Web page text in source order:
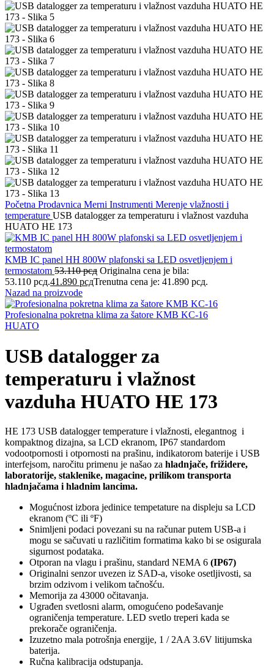
Početna Prodavnica Merni Instrumenti Merenje vlažnosti i
temperature USB datalogger za temperaturu i vlažnost vazduha
HUATO HE 173
KMB IC panel HH 800W plafonski sa LED osvetljenjem i
termostatom 53.110рсд Originalna cena je bila:
53.110 рсд.41.890 рсдTrenutna cena je: 41.890 рсд.
Nazad na proizvode
Profesionalna pokretna klima za šatore KMB KC-16
HUATO
USB datalogger za
temperaturu i vlažnost
vazduha HUATO HE 173
HE 173 USB datalogger temperature i vlažnosti, elegantnog i
kompaktnog dizajna, sa LCD ekranom, IP67 standardom
vodootpornosti i otpornosti na prašinu, indikatorom baterije i USB
interfejsom, naročitu primenu je našao za hladnjače, frižidere,
laboratorije, staklenike, magacine, prilikom transporta
hladnjačama i hladnim lancima.
Mogućnost izbora jedinice tempetature na displeju sa LCD
ekranom (ºC ili ºF)
Snimljeni podaci povezani su na računar putem USB-a i
mogu se sačuvati u različitim formatima kako bi se osigurala
sigurnost podataka.
Otporan na vlagu i prašinu, standard NEMA 6 (IP67)
Originalni senzor uvezen iz SAD-a, visoke osetljivosti, sa
brzim odzivom i velikom tačnošću.
Memorija za 43000 očitavanja.
Ugrađen svetlosni alarm, omogućeno podešavanje
ograničenja temperature. LED svetlo treperi kada se
prekorače ograničenja.
Izuzetno mala potrošnja energije, 1 / 2AA 3.6V litijumska
baterija.
Ručna kalibracija odstupanja.